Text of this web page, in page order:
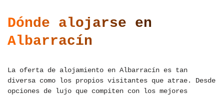
Dónde alojarse en
Albarracín
La oferta de alojamiento en Albarracín es tan
diversa como los propios visitantes que atrae. Desde
opciones de lujo que compiten con los mejores